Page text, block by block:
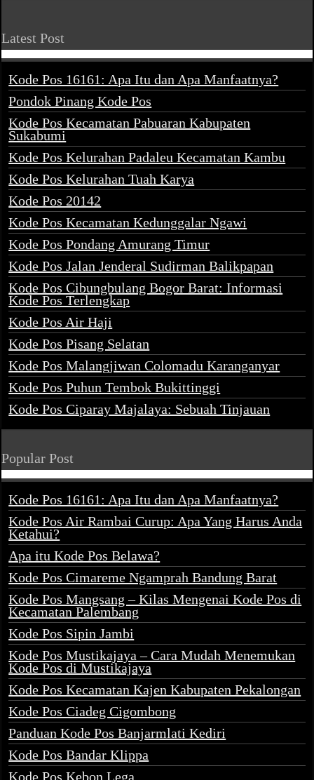
Latest Post
Kode Pos 16161: Apa Itu dan Apa Manfaatnya?
Pondok Pinang Kode Pos
Kode Pos Kecamatan Pabuaran Kabupaten
Sukabumi
Kode Pos Kelurahan Padaleu Kecamatan Kambu
Kode Pos Kelurahan Tuah Karya
Kode Pos 20142
Kode Pos Kecamatan Kedunggalar Ngawi
Kode Pos Pondang Amurang Timur
Kode Pos Jalan Jenderal Sudirman Balikpapan
Kode Pos Cibungbulang Bogor Barat: Informasi
Kode Pos Terlengkap
Kode Pos Air Haji
Kode Pos Pisang Selatan
Kode Pos Malangjiwan Colomadu Karanganyar
Kode Pos Puhun Tembok Bukittinggi
Kode Pos Ciparay Majalaya: Sebuah Tinjauan
Popular Post
Kode Pos 16161: Apa Itu dan Apa Manfaatnya?
Kode Pos Air Rambai Curup: Apa Yang Harus Anda
Ketahui?
Apa itu Kode Pos Belawa?
Kode Pos Cimareme Ngamprah Bandung Barat
Kode Pos Mangsang – Kilas Mengenai Kode Pos di
Kecamatan Palembang
Kode Pos Sipin Jambi
Kode Pos Mustikajaya – Cara Mudah Menemukan
Kode Pos di Mustikajaya
Kode Pos Kecamatan Kajen Kabupaten Pekalongan
Kode Pos Ciadeg Cigombong
Panduan Kode Pos Banjarmlati Kediri
Kode Pos Bandar Klippa
Kode Pos Kebon Lega